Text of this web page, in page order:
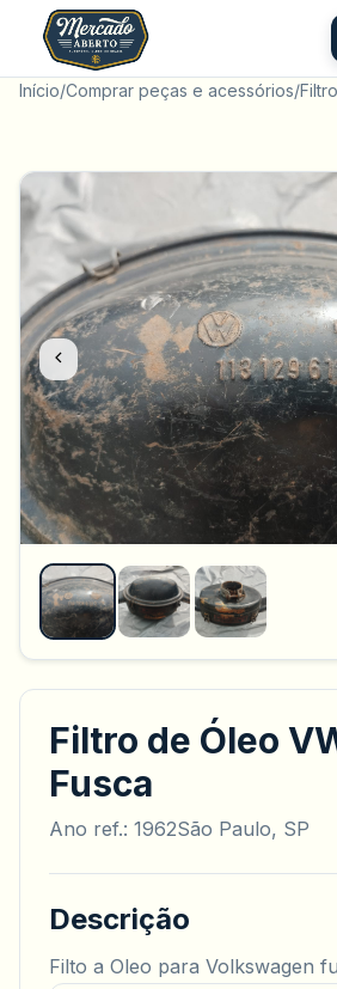
Início/Comprar peças e acessórios/
Filtro de Óleo
Fusca
Ano ref.: 1962São Paulo, SP
Descrição
Filto a Oleo para Volkswagen